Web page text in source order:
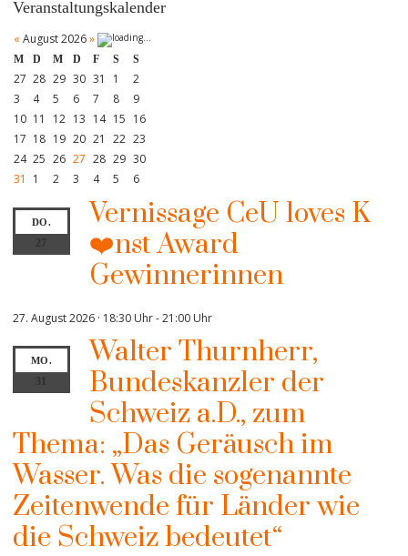
Veranstaltungskalender
« August 2026»
M D M D F S S
27 28 29 30 31 1
2
3
4 5 6 7 8
9
10 11 12 13 14 15 16
17 18 19 20 21 22 23
24 25 26 27 28 29 30
31
1 2 3 4 5 6
DO.
27
Vernissage CeU loves K
❤️nst Award
Gewinnerinnen
27. August 2026 · 18:30 Uhr-21:00 Uhr
MO.
Walter Thurnherr,
Bundeskanzler der
Schweiz a.D., zum
Thema: „Das Geräusch im
Wasser. Was die sogenannte
Zeitenwende für Länder wie
die Schweiz bedeutet“